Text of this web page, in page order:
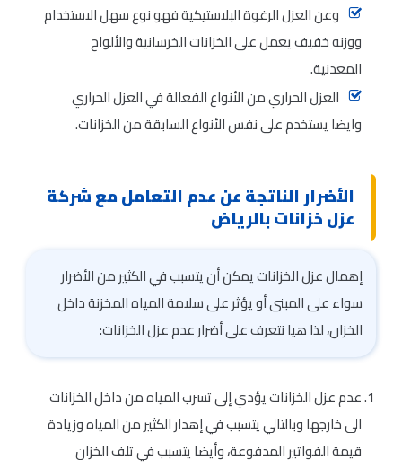
وعن العزل الرغوة البلاستيكية فهو نوع سهل الاستخدام
ووزنه خفيف يعمل على الخزانات الخرسانية والألواح
المعدنية.
العزل الحراري من الأنواع الفعالة في العزل الحراري
وايضا يستخدم على نفس الأنواع السابقة من الخزانات.
الأضرار الناتجة عن عدم التعامل مع شركة
عزل خزانات بالرياض
إهمال عزل الخزانات يمكن أن يتسبب في الكثير من الأضرار
سواء على المبنى أو يؤثر على سلامة المياه المخزنة داخل
الخزان، لذا هيا نتعرف على أضرار عدم عزل الخزانات:
عدم عزل الخزانات يؤدي إلى تسرب المياه من داخل الخزانات
الى خارجها وبالتالي يتسبب في إهدار الكثير من المياه وزيادة
قيمة الفواتير المدفوعة، وأيضا يتسبب في تلف الخزان